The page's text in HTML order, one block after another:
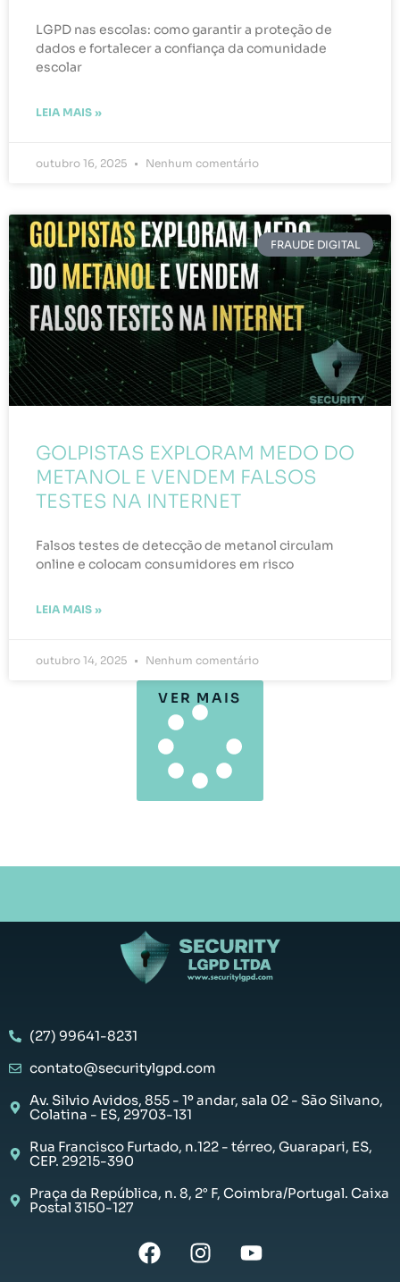
LGPD nas escolas: como garantir a proteção de
dados e fortalecer a confiança da comunidade
escolar
LEIA MAIS »
outubro 16, 2025 Nenhum comentário
FRAUDE DIGITAL
GOLPISTAS EXPLORAM MEDO DO
METANOL E VENDEM FALSOS
TESTES NA INTERNET
Falsos testes de detecção de metanol circulam
online e colocam consumidores em risco
LEIA MAIS »
outubro 14, 2025 Nenhum comentário
VER MAIS
(27) 99641-8231
contato@securitylgpd.com
Av. Silvio Avidos, 855 - 1º andar, sala 02 - São Silvano,
Colatina - ES, 29703-131
Rua Francisco Furtado, n.122 - térreo, Guarapari, ES,
CEP. 29215-390
Praça da República, n. 8, 2° F, Coimbra/Portugal. Caixa
Postal 3150-127